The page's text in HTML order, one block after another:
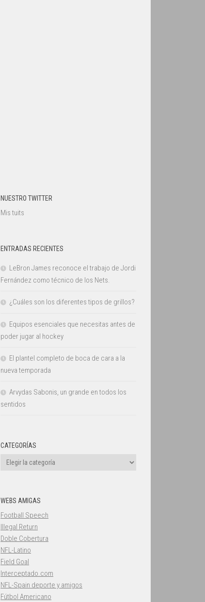
NUESTRO TWITTER
Mis tuits
ENTRADAS RECIENTES
LeBron James reconoce el trabajo de Jordi
Fernández como técnico de los Nets.
¿Cuáles son los diferentes tipos de grillos?
Equipos esenciales que necesitas antes de
poder jugar al hockey
El plantel completo de boca de cara a la
nueva temporada
Arvydas Sabonis, un grande en todos los
sentidos
CATEGORÍAS
Categorías
WEBS AMIGAS
Football Speech
Illegal Return
Doble Cobertura
NFL-Latino
Field Goal
Interceptado.com
NFL-Spain deporte y amigos
Fútbol Americano